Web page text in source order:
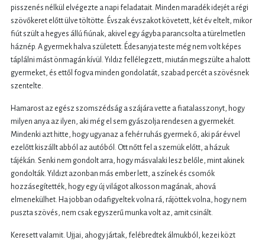
pisszenés nélkül elvégezte a napi feladatait. Minden maradék idejét a régi
szövőkeret előtt ülve töltötte. Évszak évszakot követett, két év eltelt, mikor
fiút szült a hegyes állú fiúnak, akivel egy ágyba parancsolta a türelmetlen
háznép. A gyermek halva született. Édesanyja teste még nem volt képes
táplálni mást önmagán kívül. Yıldız fellélegzett, miután megszülte a halott
gyermeket, és ettől fogva minden gondolatát, szabad percét a szövésnek
szentelte.
Hamarost az egész szomszédság a szájára vette a fiatalasszonyt, hogy
milyen anya az ilyen, aki még el sem gyászolja rendesen a gyermekét.
Mindenki azt hitte, hogy ugyanaz a fehér ruhás gyermek ő, aki pár évvel
ezelőtt kiszállt abból az autóból. Ott nőtt fel a szemük előtt, a házuk
tájékán. Senki nem gondolt arra, hogy másvalaki lesz belőle, mint akinek
gondolták. Yıldızt azonban más ember lett, a színek és csomók
hozzásegítették, hogy egy új világot alkosson magának, ahová
elmenekülhet. Ha jobban odafigyeltek volna rá, rájöttek volna, hogy nem
puszta szövés, nem csak egyszerű munka volt az, amit csinált.
Keresett valamit. Ujjai, ahogy jártak, felébredtek álmukból, kezei közt